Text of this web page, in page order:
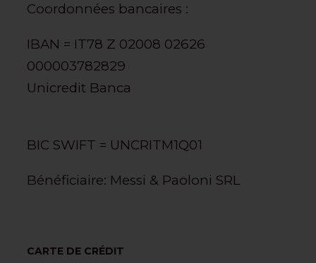
Coordonnées bancaires :
IBAN = IT78 Z 02008 02626
000003782829
Unicredit Banca
BIC SWIFT = UNCRITM1Q01
Bénéficiaire: Messi & Paoloni SRL
CARTE DE CRÉDIT